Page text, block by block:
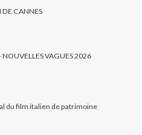
DE CANNES
NOUVELLES VAGUES 2026
du film italien de patrimoine